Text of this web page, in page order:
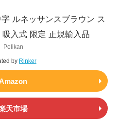
ルネッサンスブラウン ス
入式 限定 正規輸入品
by Rinker
Pelikan
天市場